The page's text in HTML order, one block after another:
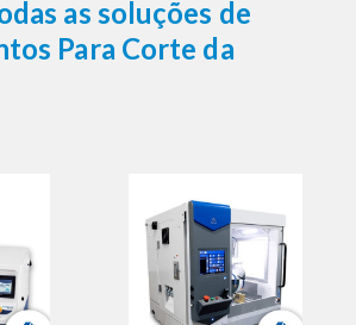
as soluções de
Para Corte da